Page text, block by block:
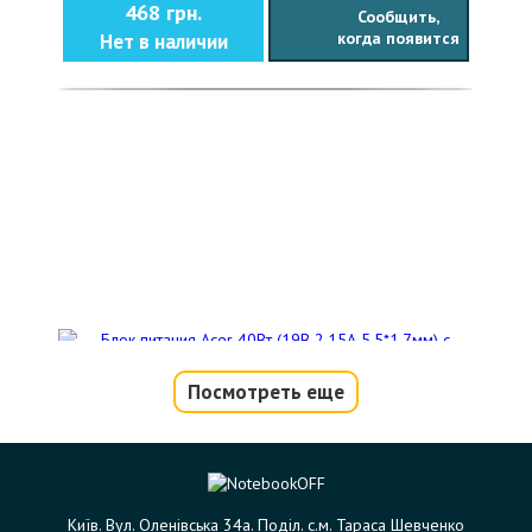
468 грн.
Нет в наличии
Сообщить,
когда появится
Блок питания Acer 40Вт (19В 2.15А
Код товара - 08925
Посмотреть еще
Київ. Вул. Оленівська 34а. Поділ. с.м. Тараса Шевченко